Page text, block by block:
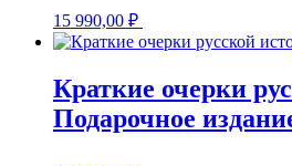
15 990,00 ₽
Краткие очерки
Подарочное